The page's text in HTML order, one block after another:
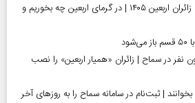
توصیه‌های تغذیه‌ای برای زائران اربعین ۱۴۰۵ | در گرمای اربعین چه بخوریم و
نفر در سماح | زائران «همیار اربعین» را نصب
متقاضیان ارز اربعین ۱۴۰۵ بخوانند | ثبت‌نام در سامانه سماح را به روز‌های آخر